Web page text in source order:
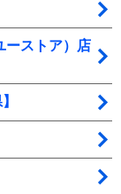
ーストア）店